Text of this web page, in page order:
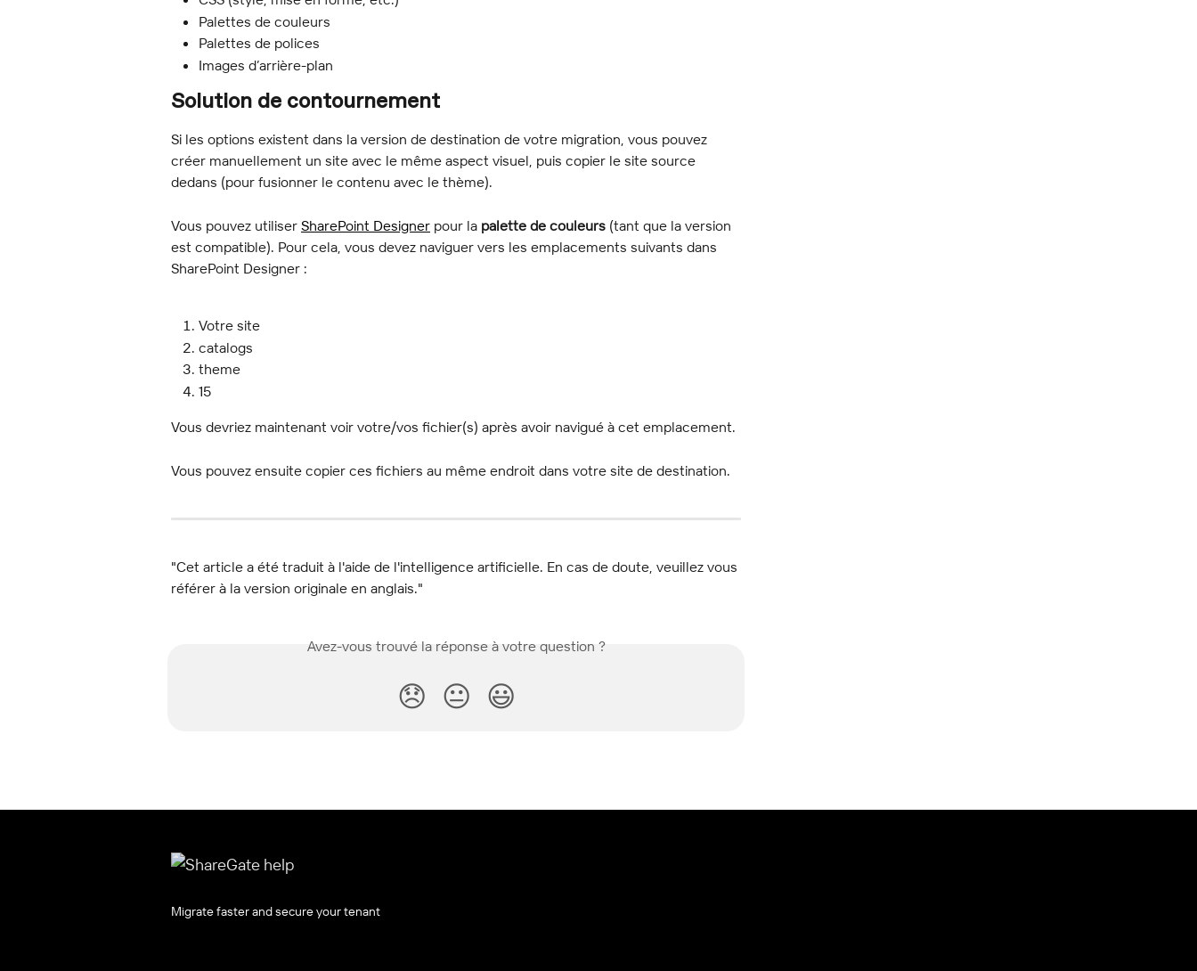
Palettes de couleurs
Palettes de polices
Images d’arrière-plan
Solution de contournement
Si les options existent dans la version de destination de votre migration, vous pouvez
créer manuellement un site avec le même aspect visuel, puis copier le site source
dedans (pour fusionner le contenu avec le thème).
Vous pouvez utiliser SharePoint Designer pour la palette de couleurs (tant que la version
est compatible). Pour cela, vous devez naviguer vers les emplacements suivants dans
SharePoint Designer :
Votre site
catalogs
theme
15
Vous devriez maintenant voir votre/vos fichier(s) après avoir navigué à cet emplacement.
Vous pouvez ensuite copier ces fichiers au même endroit dans votre site de destination.
"Cet article a été traduit à l'aide de l'intelligence artificielle. En cas de doute, veuillez vous
référer à la version originale en anglais."
Avez-vous trouvé la réponse à votre question ?
😞 😐 😃
Migrate faster and secure your tenant